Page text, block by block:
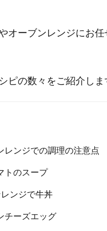
オーブンレンジにお
ピの数々をご紹介しま
レンジでの調理の注意点
トのスープ
ンジで牛丼
チーズエッグ